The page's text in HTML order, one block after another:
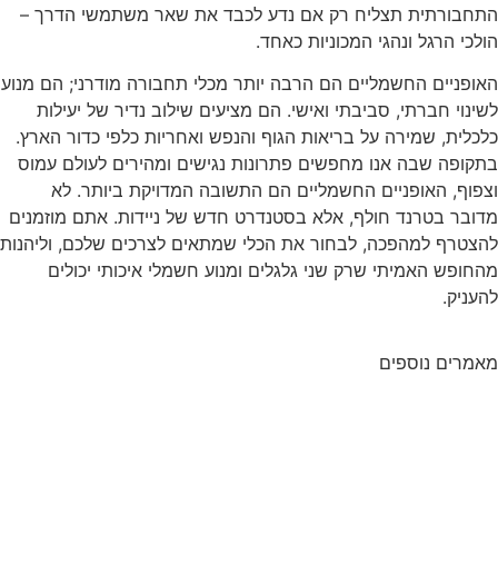
התחבורתית תצליח רק אם נדע לכבד את שאר משתמשי הדרך –
הולכי הרגל ונהגי המכוניות כאחד.
האופניים החשמליים הם הרבה יותר מכלי תחבורה מודרני; הם מנוע
לשינוי חברתי, סביבתי ואישי. הם מציעים שילוב נדיר של יעילות
כלכלית, שמירה על בריאות הגוף והנפש ואחריות כלפי כדור הארץ.
בתקופה שבה אנו מחפשים פתרונות נגישים ומהירים לעולם עמוס
וצפוף, האופניים החשמליים הם התשובה המדויקת ביותר. לא
מדובר בטרנד חולף, אלא בסטנדרט חדש של ניידות. אתם מוזמנים
להצטרף למהפכה, לבחור את הכלי שמתאים לצרכים שלכם, וליהנות
מהחופש האמיתי שרק שני גלגלים ומנוע חשמלי איכותי יכולים
להעניק.
מאמרים נוספים